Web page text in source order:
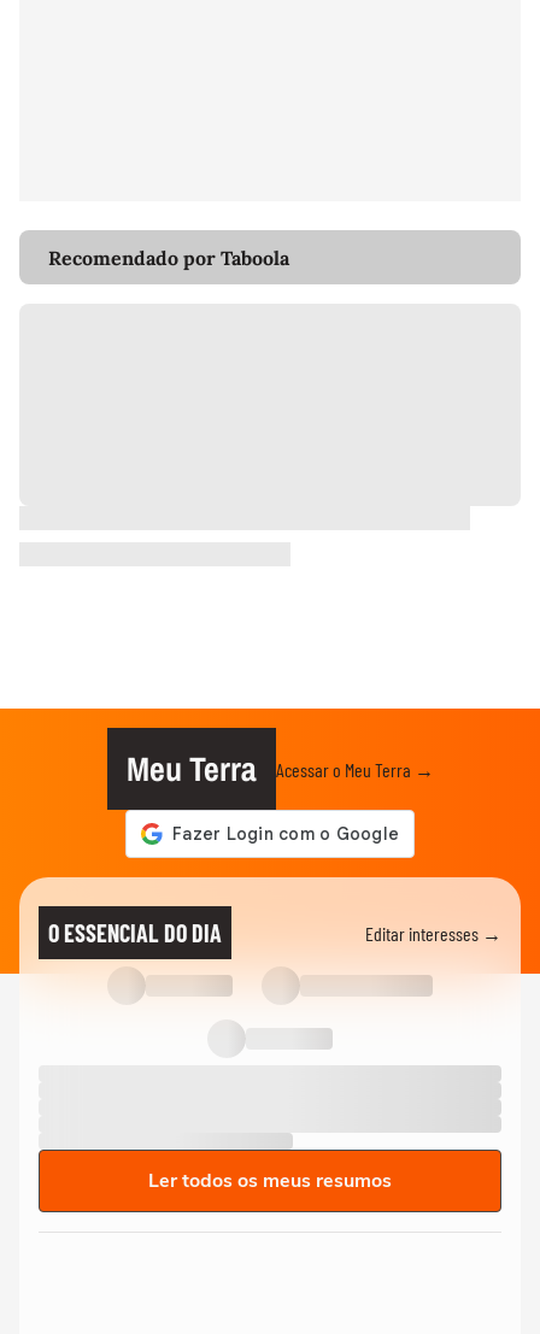
Recomendado por Taboola
Meu Terra Acessar o Meu Terra →
O ESSENCIAL DO DIA Editar interesses →
Ler todos os meus resumos